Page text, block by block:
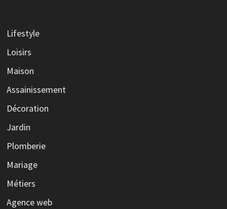
Lifestyle
Loisirs
Maison
Assainissement
Décoration
Jardin
Plomberie
Mariage
Métiers
Agence web